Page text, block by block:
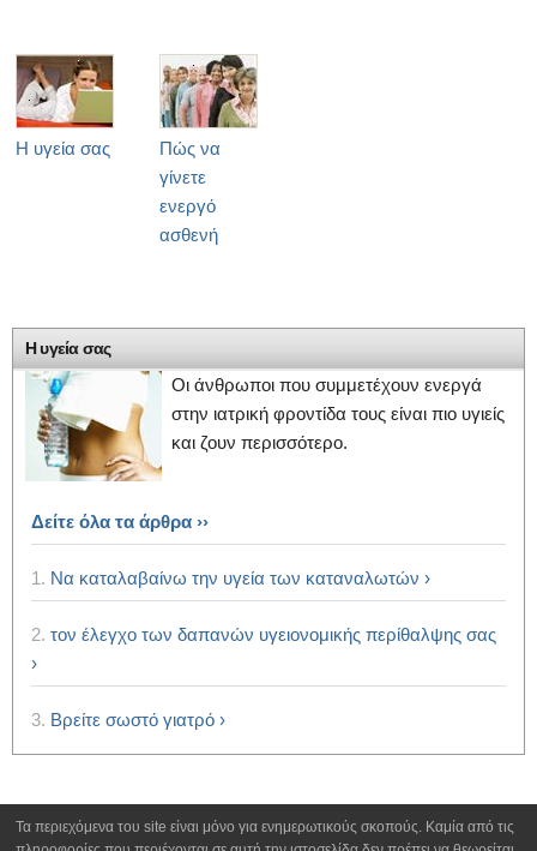
Η υγεία σας
Πώς να
γίνετε
ενεργό
ασθενή
Η υγεία σας
Οι άνθρωποι που συμμετέχουν ενεργά
στην ιατρική φροντίδα τους είναι πιο υγιείς
και ζουν περισσότερο.
Δείτε όλα τα άρθρα ››
1. Να καταλαβαίνω την υγεία των καταναλωτών ›
2. τον έλεγχο των δαπανών υγειονομικής περίθαλψης σας
›
3. Βρείτε σωστό γιατρό ›
Τα περιεχόμενα του site είναι μόνο για ενημερωτικούς σκοπούς. Καμία από τις